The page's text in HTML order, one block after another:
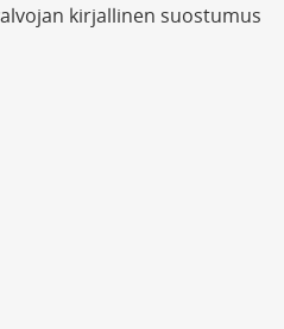
kirjallinen suostumus